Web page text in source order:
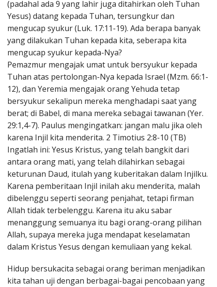
(padahal ada 9 yang lahir juga ditahirkan oleh Tuhan
Yesus) datang kepada Tuhan, tersungkur dan
mengucap syukur (Luk. 17:11-19). Ada berapa banyak
yang dilakukan Tuhan kepada kita, seberapa kita
mengucap syukur kepada-Nya?
Pemazmur mengajak umat untuk bersyukur kepada
Tuhan atas pertolongan-Nya kepada Israel (Mzm. 66:1-
12), dan Yeremia mengajak orang Yehuda tetap
bersyukur sekalipun mereka menghadapi saat yang
berat; di Babel, di mana mereka sebagai tawanan (Yer.
29:1,4-7). Paulus mengingatkan: jangan malu jika oleh
karena Injil kita menderita. 2 Timotius 2:8-10 (TB)
Ingatlah ini: Yesus Kristus, yang telah bangkit dari
antara orang mati, yang telah dilahirkan sebagai
keturunan Daud, itulah yang kuberitakan dalam Injilku.
Karena pemberitaan Injil inilah aku menderita, malah
dibelenggu seperti seorang penjahat, tetapi firman
Allah tidak terbelenggu. Karena itu aku sabar
menanggung semuanya itu bagi orang-orang pilihan
Allah, supaya mereka juga mendapat keselamatan
dalam Kristus Yesus dengan kemuliaan yang kekal.
Hidup bersukacita sebagai orang beriman menjadikan
kita tahan uji dengan berbagai-bagai pencobaan yang